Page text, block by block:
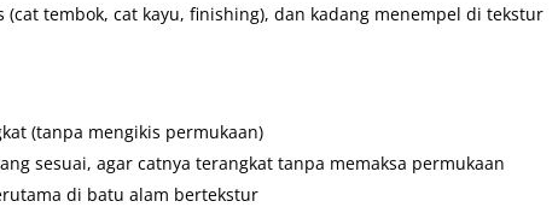
tembok, cat kayu, finishing), dan kadang menempel di tekstur
(tanpa mengikis permukaan)
sesuai, agar catnya terangkat tanpa memaksa permukaan
di batu alam bertekstur